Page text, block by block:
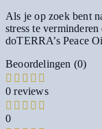
Als je op zoek bent
stress te
doTERRA’s Peace
Beoordelingen (0)
0 reviews
0